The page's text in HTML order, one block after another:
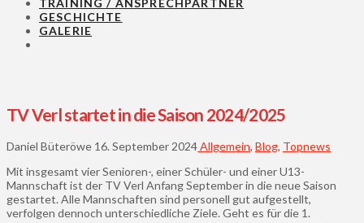
GESCHICHTE
GALERIE
TV Verl startet in die Saison 2024/2025
Daniel Büteröwe 16. September 2024Allgemein, Blog, Topnews
Mit insgesamt vier Senioren-, einer Schüler- und einer U13-
Mannschaft ist der TV Verl Anfang September in die neue Saison
gestartet. Alle Mannschaften sind personell gut aufgestellt,
verfolgen dennoch unterschiedliche Ziele. Geht es für die 1.